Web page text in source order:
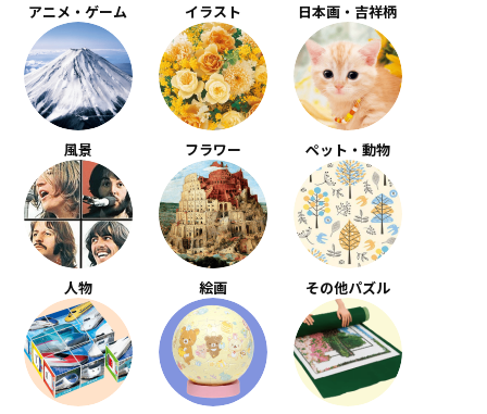
アニメ・ゲーム イラスト 日本画・吉祥柄
風景 フラワー ペット・動物
人物 絵画 その他パズル